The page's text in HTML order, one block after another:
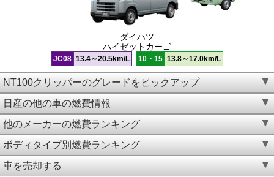
ダイハツ
ハイゼットカーゴ
JC08 13.4～20.5km/L 10・15 13.8～17.0km/L
NT100クリッパーのグレードをピックアップ
日産の他の車の燃費情報
他のメーカーの燃費ランキング
ボディタイプ別燃費ランキング
車を売却する